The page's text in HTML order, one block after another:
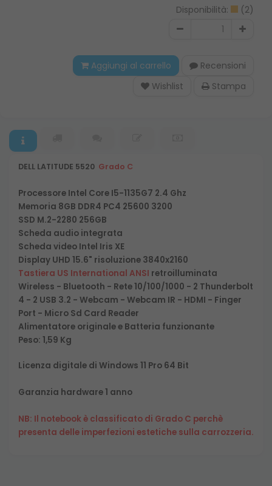
Disponibilità: (2)
Aggiungi al carrello
Recensioni
Wishlist
Stampa
DELL LATITUDE 5520 Grado C
Processore Intel Core I5-1135G7 2.4 Ghz
Memoria 8GB DDR4 PC4 25600 3200
SSD M.2-2280 256GB
Scheda audio integrata
Scheda video Intel Iris XE
Display UHD 15.6" risoluzione 3840x2160
Tastiera US International ANSI retroilluminata
Wireless - Bluetooth - Rete 10/100/1000 - 2 Thunderbolt
4 - 2 USB 3.2 - Webcam - Webcam IR - HDMI - Finger
Port - Micro Sd Card Reader
Alimentatore originale e Batteria funzionante
Peso: 1,59 Kg
Licenza digitale di Windows 11 Pro 64 Bit
Garanzia hardware 1 anno
NB: Il notebook è classificato di Grado C perchè
presenta delle imperfezioni estetiche sulla carrozzeria.